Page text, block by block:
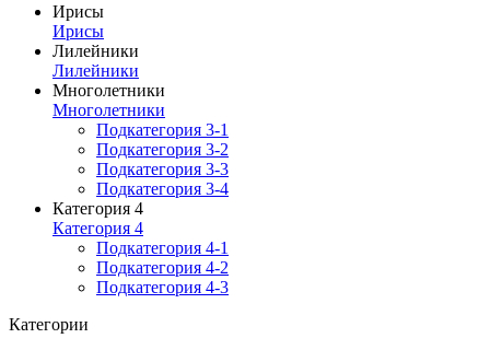
Ирисы
Ирисы
Лилейники
Лилейники
Многолетники
Многолетники
Подкатегория 3-1
Подкатегория 3-2
Подкатегория 3-3
Подкатегория 3-4
Категория 4
Категория 4
Подкатегория 4-1
Подкатегория 4-2
Подкатегория 4-3
Категории